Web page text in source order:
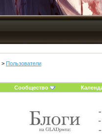
> Пользователи
Сообщество